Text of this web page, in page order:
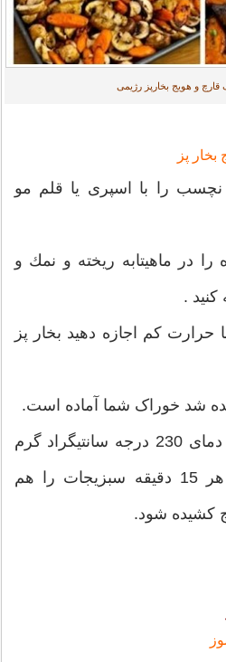
قارچ و هویج بخارپز رژیمی
پز
را با اسپری یا قلم مو
در ماهيتابه ريخته و نمك و
.
حرارت کم اجازه دهید بخار پز
شد خوراک شما آماده است.
• این غذا را در فر که با دمای 230 درجه سانتیگراد گرم
شده میتوانید تهیه کنید. هر 15 دقیقه سبزیجات را هم
کشیده شود.